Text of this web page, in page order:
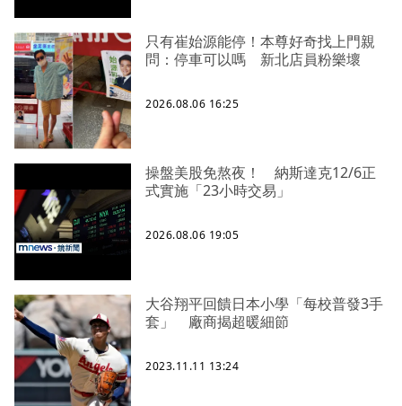
只有崔始源能停！本尊好奇找上門親
問：停車可以嗎 新北店員粉樂壞
2026.08.06 16:25
操盤美股免熬夜！ 納斯達克12/6正
式實施「23小時交易」
2026.08.06 19:05
大谷翔平回饋日本小學「每校普發3手
套」 廠商揭超暖細節
2023.11.11 13:24